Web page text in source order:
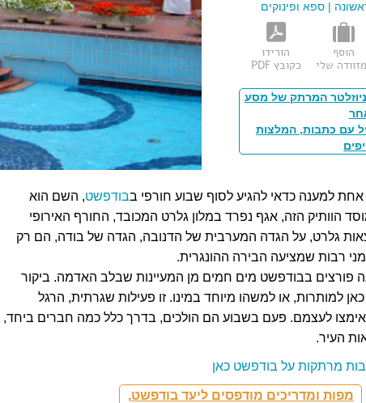
| ספא ופינוקים
הוסף
שלי
הורידו
כקובץ PDF
המרתק של מסע
עם כתבות, המלצות
למענה כדאי להגיע לסוף שבוע חורפי בבודפשט, השם הוא
הוותיק הזה, אגף נפרד במלון גלרט המכובד, החורף האירופי
גלרט, על הגדה המערבית של הדנובה, הגדה של בודה, הם רק
רבות שמציעה הבירה ההונגרית.
פורצים בבודפשט מים חמים מן המעיינות שבלב האדמה. ביקור
למותרות, או למשהו מיוחד במינו. זו פעילות שגרתית, הרגל
לעצמם. פעם בשבוע הם הולכים, בדרך כלל כמה חברים ביחד,
העיר.
מרתקות על בודפשט כאן
מפות ומדריכים מודפסים ליעד בודפשט,